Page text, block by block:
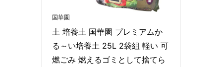
国華園
土 培養土 国華園 プレミアムか
る～い培養土 25L 2袋組 軽い 可
燃ごみ 燃えるゴミとして捨てら